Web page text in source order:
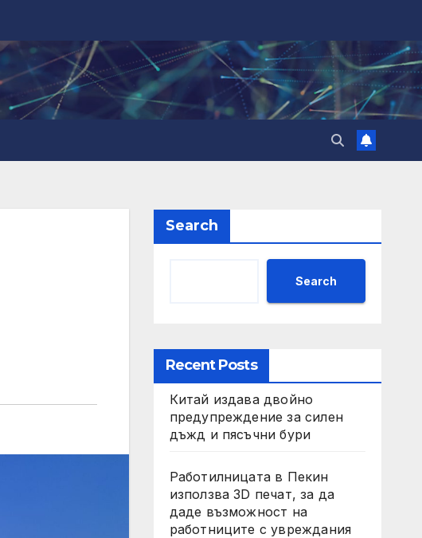
Search
Search
Recent Posts
Китай издава двойно
предупреждение за силен
дъжд и пясъчни бури
Работилницата в Пекин
използва 3D печат, за да
даде възможност на
работниците с увреждания